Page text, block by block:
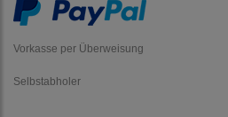
Vorkasse per Überweisung
Selbstabholer